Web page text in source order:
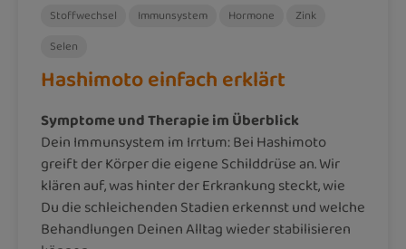
Stoffwechsel Immunsystem Hormone
Zink
Selen
Hashimoto einfach erklärt
Symptome und Therapie im Überblick
Dein Immunsystem im Irrtum: Bei Hashimoto
greift der Körper die eigene Schilddrüse an. Wir
klären auf, was hinter der Erkrankung steckt, wie
Du die schleichenden Stadien erkennst und welche
Behandlungen Deinen Alltag wieder stabilisieren